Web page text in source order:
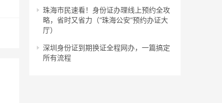
珠海市民速看！身份证办理线上预约全攻
略，省时又省力（“珠海公安”预约办证大
厅）
深圳身份证到期换证全程网办，一篇搞定
所有流程